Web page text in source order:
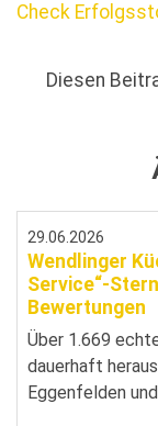
Check
Diesen
29.06.2026
Wendlinger
Service“-
Bewertungen
Über 1.669
dauerhaft
Eggenfelden